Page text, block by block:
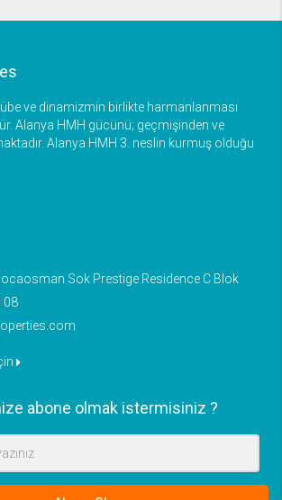
ve dinamizmin birlikte harmanlanması
Alanya HMH gücünü; geçmişinden ve
Alanya HMH 3. neslin kurmuş olduğu
Sok Prestige Residence C Blok
08
abone olmak istermisiniz ?